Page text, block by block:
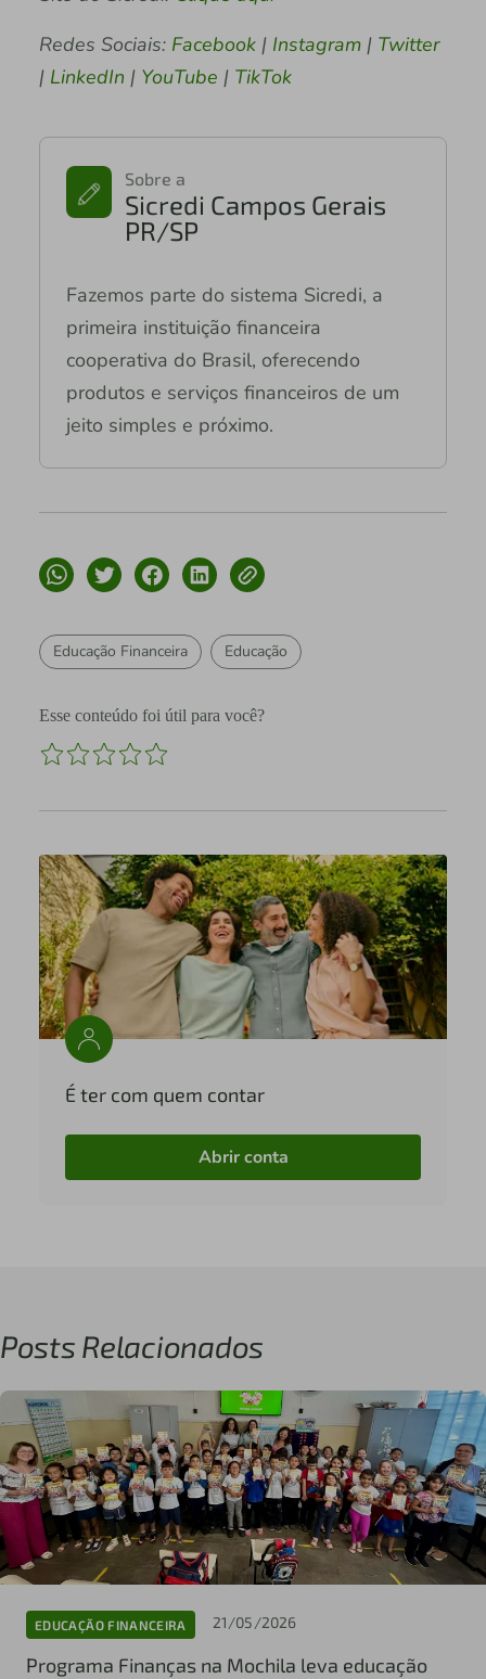
Redes Sociais: Facebook | Instagram | Twitter
| LinkedIn | YouTube | TikTok
Sobre a
Sicredi Campos Gerais
PR/SP
Fazemos parte do sistema Sicredi, a
primeira instituição financeira
cooperativa do Brasil, oferecendo
produtos e serviços financeiros de um
jeito simples e próximo.
Educação Financeira Educação
Esse conteúdo foi útil para você?
É ter com quem contar
Abrir conta
Posts Relacionados
EDUCAÇÃO FINANCEIRA 21/05/2026
Programa Finanças na Mochila leva educação